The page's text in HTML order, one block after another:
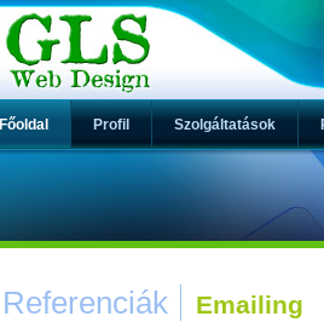
Főoldal Profil Szolgáltatások
Referenciák Emailing